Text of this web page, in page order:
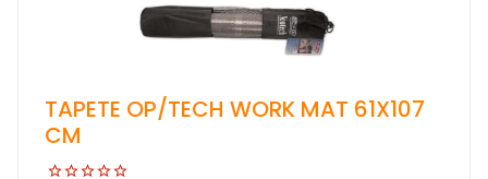
TAPETE OP/TECH WORK MAT 61X107
CM